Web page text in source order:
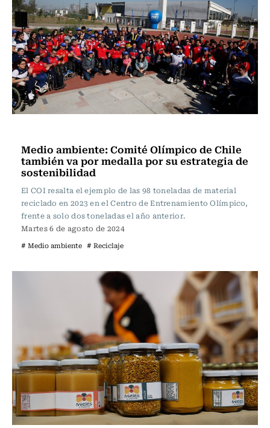
Medio ambiente: Comité Olímpico de Chile
también va por medalla por su estrategia de
sostenibilidad
El COI resalta el ejemplo de las 98 toneladas de material
reciclado en 2023 en el Centro de Entrenamiento Olímpico,
frente a solo dos toneladas el año anterior.
Martes 6 de agosto de 2024
# Medio ambiente # Reciclaje